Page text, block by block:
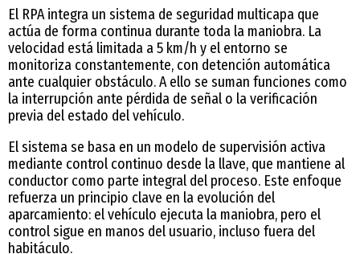
El RPA integra un sistema de seguridad multicapa que
actúa de forma continua durante toda la maniobra. La
velocidad está limitada a 5 km/h y el entorno se
monitoriza constantemente, con detención automática
ante cualquier obstáculo. A ello se suman funciones como
la interrupción ante pérdida de señal o la verificación
previa del estado del vehículo.
El sistema se basa en un modelo de supervisión activa
mediante control continuo desde la llave, que mantiene al
conductor como parte integral del proceso. Este enfoque
refuerza un principio clave en la evolución del
aparcamiento: el vehículo ejecuta la maniobra, pero el
control sigue en manos del usuario, incluso fuera del
habitáculo.